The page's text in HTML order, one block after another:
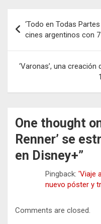
de
entradas
‘Todo en Todas
cines argentinos con
‘Varonas’, una
One thought
Renner’ se
en Disney+”
Pingback: 'Viaje
nuevo póster y
Comments are closed.